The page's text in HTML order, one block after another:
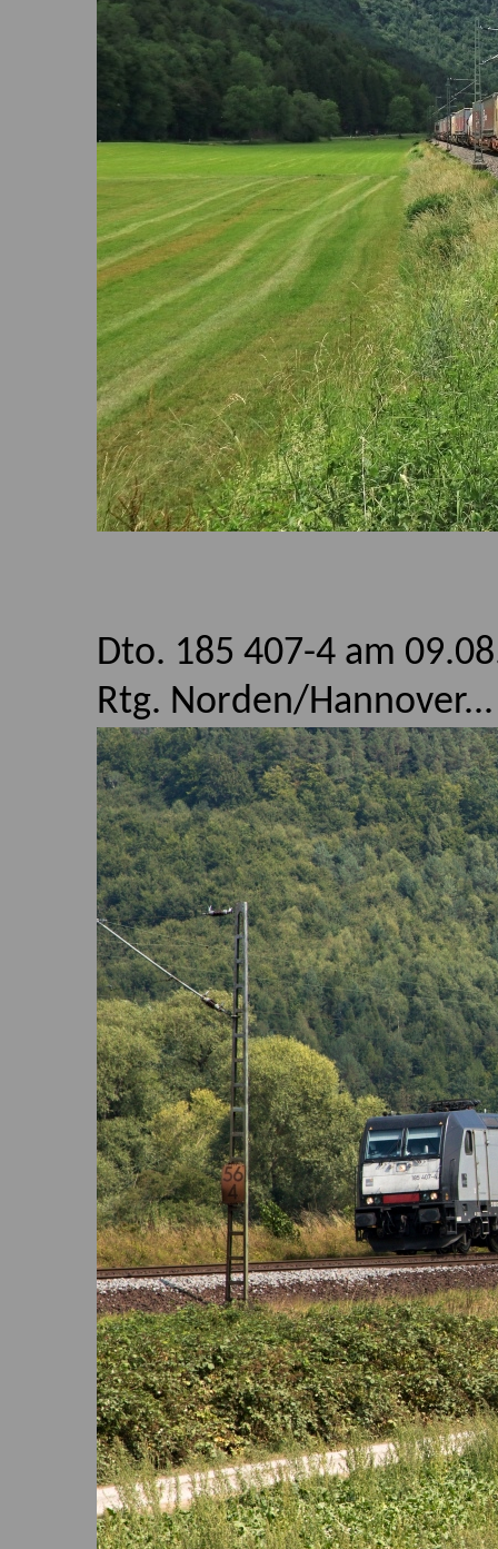
Dto. 185 407-4 am
Rtg. Norden/Hannover...